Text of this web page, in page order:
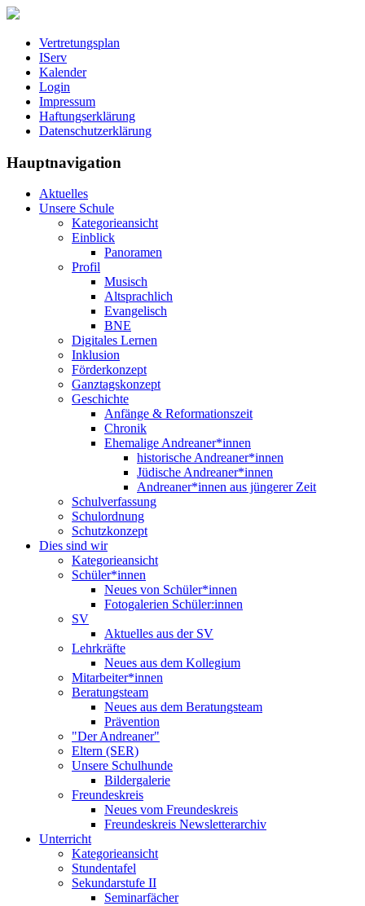
Vertretungsplan
IServ
Kalender
Login
Impressum
Haftungserklärung
Datenschutzerklärung
Hauptnavigation
Aktuelles
Unsere Schule
Kategorieansicht
Einblick
Panoramen
Profil
Musisch
Altsprachlich
Evangelisch
BNE
Digitales Lernen
Inklusion
Förderkonzept
Ganztagskonzept
Geschichte
Anfänge & Reformationszeit
Chronik
Ehemalige Andreaner*innen
historische Andreaner*innen
Jüdische Andreaner*innen
Andreaner*innen aus jüngerer Zeit
Schulverfassung
Schulordnung
Schutzkonzept
Dies sind wir
Kategorieansicht
Schüler*innen
Neues von Schüler*innen
Fotogalerien Schüler:innen
SV
Aktuelles aus der SV
Lehrkräfte
Neues aus dem Kollegium
Mitarbeiter*innen
Beratungsteam
Neues aus dem Beratungsteam
Prävention
"Der Andreaner"
Eltern (SER)
Unsere Schulhunde
Bildergalerie
Freundeskreis
Neues vom Freundeskreis
Freundeskreis Newsletterarchiv
Unterricht
Kategorieansicht
Stundentafel
Sekundarstufe II
Seminarfächer